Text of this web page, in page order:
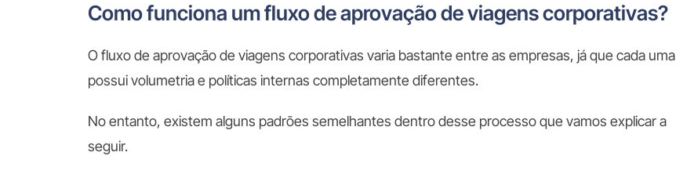
Como funciona um fluxo de aprovação de viagens corporativas?
O fluxo de aprovação de viagens corporativas varia bastante entre as empresas, já que cada uma
possui volumetria e políticas internas completamente diferentes.
No entanto, existem alguns padrões semelhantes dentro desse processo que vamos explicar a
seguir.